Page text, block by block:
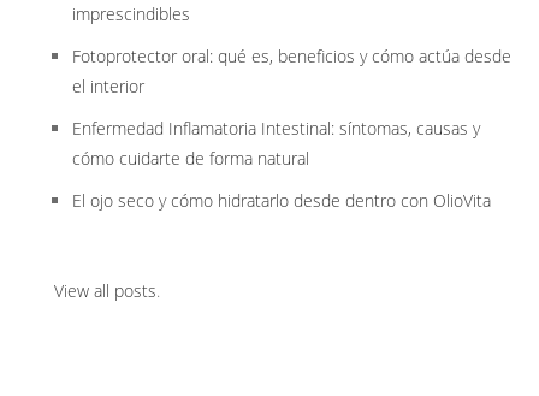
imprescindibles
Fotoprotector oral: qué es, beneficios y cómo actúa desde
el interior
Enfermedad Inflamatoria Intestinal: síntomas, causas y
cómo cuidarte de forma natural
El ojo seco y cómo hidratarlo desde dentro con OlioVita
View all posts.